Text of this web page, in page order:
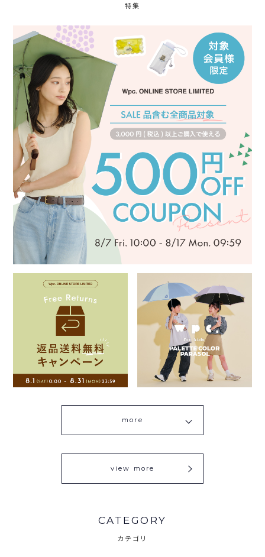
特集
more
view more
CATEGORY
カテゴリ